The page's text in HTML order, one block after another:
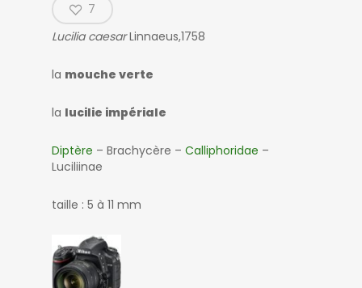
7
Lucilia caesarLinnaeus,1758
la mouche verte
la lucilie impériale
Diptère – Brachycère – Calliphoridae –
Luciliinae
taille : 5 à 11 mm